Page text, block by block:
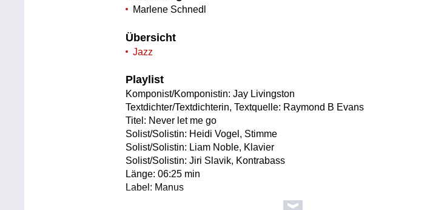
Marlene Schnedl
Übersicht
Jazz
Playlist
Komponist/Komponistin: Jay Livingston
Textdichter/Textdichterin, Textquelle: Raymond B Evans
Titel: Never let me go
Solist/Solistin: Heidi Vogel, Stimme
Solist/Solistin: Liam Noble, Klavier
Solist/Solistin: Jiri Slavik, Kontrabass
Länge: 06:25 min
Label: Manus